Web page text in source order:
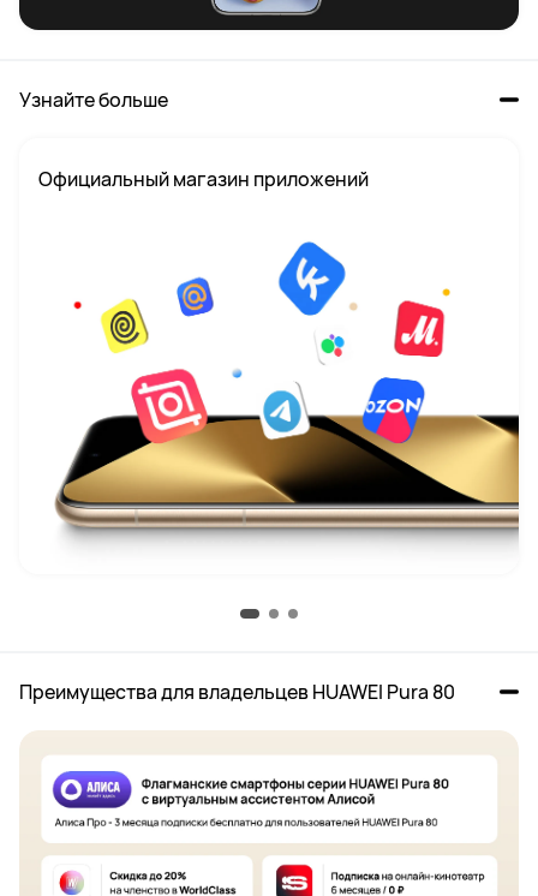
Узнайте больше
Официальный магазин приложений
Преимущества для владельцев HUAWEI Pura 80